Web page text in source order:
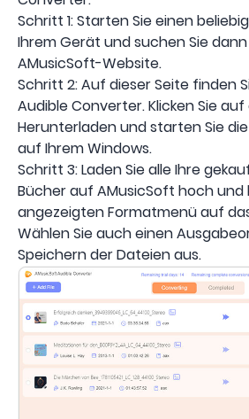
Schritt 1: Starten Sie einen
Ihrem Gerät und suchen Sie
AMusicSoft-Website.
Schritt 2: Auf dieser Seite finden
Audible Converter. Klicken Sie
Herunterladen und starten Sie
auf Ihrem Windows.
Schritt 3: Laden Sie alle Ihre
Bücher auf AMusicSoft hoch und
angezeigten Formatmenü auf
Wählen Sie auch einen
Speichern der Dateien aus.